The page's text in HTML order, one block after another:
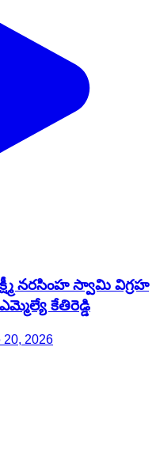
నరసింహ స్వామి విగ్రహ
కేతిరెడ్డి
20, 2026